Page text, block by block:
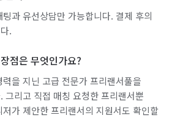
과 유선상담만 가능합니다. 결제 후의
.
점은 무엇인가요?
을 지닌 고급 전문가 프리랜서풀을
그리고 직접 매칭 요청한 프리랜서뿐
가 제안한 프리랜서의 지원서도 확인할